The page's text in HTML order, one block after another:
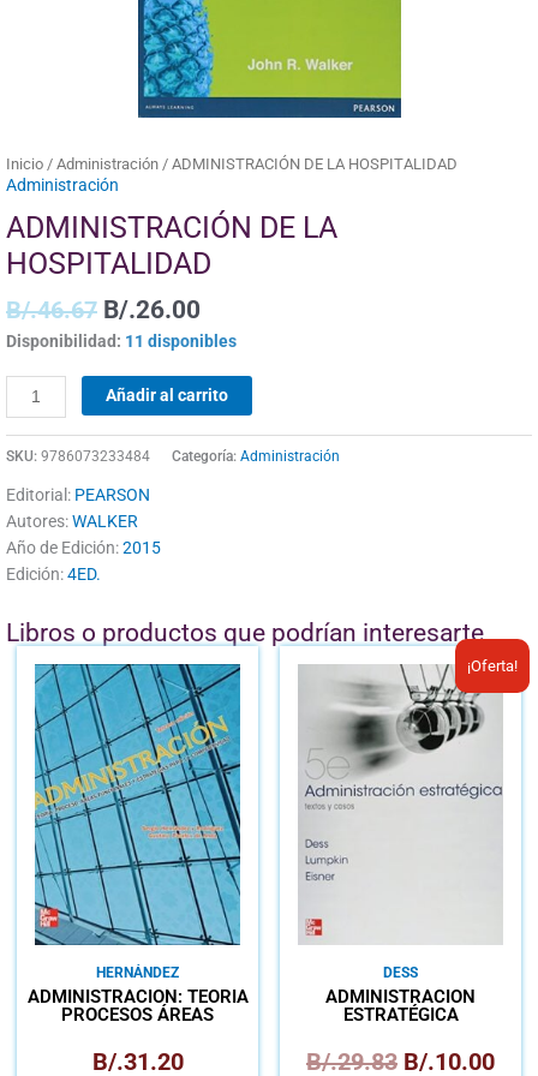
Inicio / Administración / ADMINISTRACIÓN DE LA HOSPITALIDAD
Administración
ADMINISTRACIÓN DE LA
HOSPITALIDAD
B/.46.67 B/.26.00
Disponibilidad: 11 disponibles
Añadir al carrito
SKU: 9786073233484 Categoría: Administración
Editorial: PEARSON
Autores:WALKER
Año de Edición:2015
Edición:4ED.
Libros o productos que podrían interesarte
HERNÁNDEZ
ADMINISTRACIÓN: TEORÍA
PROCESOS ÁREAS
ESTRATÉGICA
B/.31.20
¡Oferta!
DESS
ADMINISTRACIÓN
ESTRATÉGICA
B/.29.83
El
precio
original
era:
B/.29.83.
B/.10.00
El
B/